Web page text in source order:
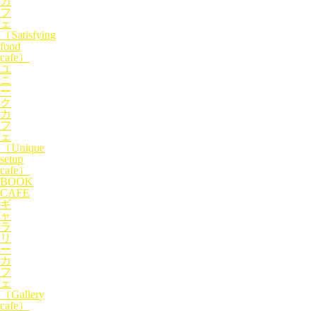
フ
ェ
（Satisfying
food
cafe）
ユ
ニ
ー
ク
カ
フ
ェ
（Unique
setup
cafe）
BOOK
CAFE
ギ
ャ
ラ
リ
ー
カ
フ
ェ
（Gallery
cafe）